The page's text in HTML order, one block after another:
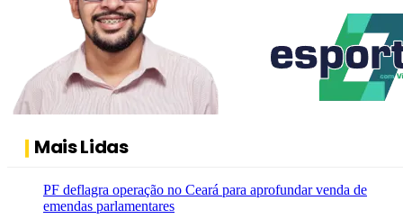
Mais Lidas
PF deflagra operação no Ceará para aprofundar venda de
emendas parlamentares